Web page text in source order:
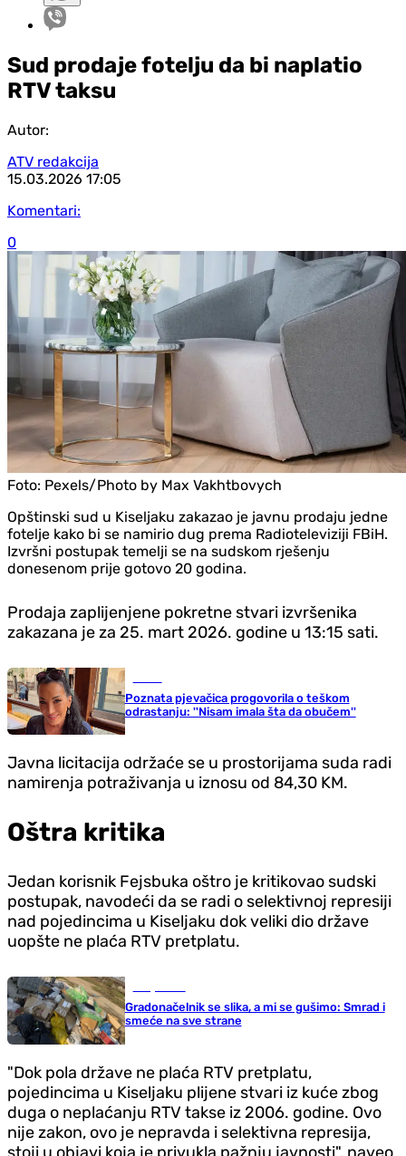
Sud prodaje fotelju da bi naplatio
RTV taksu
Autor:
ATV redakcija
15.03.2026 17:05
Komentari:
0
Foto: Pexels/Photo by Max Vakhtbovych
Opštinski sud u Kiseljaku zakazao je javnu prodaju jedne
fotelje kako bi se namirio dug prema Radioteleviziji FBiH.
Izvršni postupak temelji se na sudskom rješenju
donesenom prije gotovo 20 godina.
Prodaja zaplijenjene pokretne stvari izvršenika
zakazana je za 25. mart 2026. godine u 13:15 sati.
Poznata pjevačica progovorila o teškom
odrastanju: ''Nisam imala šta da obučem''
Javna licitacija održaće se u prostorijama suda radi
namirenja potraživanja u iznosu od 84,30 KM.
Oštra kritika
Jedan korisnik Fejsbuka oštro je kritikovao sudski
postupak, navodeći da se radi o selektivnoj represiji
nad pojedincima u Kiseljaku dok veliki dio države
uopšte ne plaća RTV pretplatu.
Gradonačelnik se slika, a mi se gušimo: Smrad i
smeće na sve strane
"Dok pola države ne plaća RTV pretplatu,
pojedincima u Kiseljaku plijene stvari iz kuće zbog
duga o neplaćanju RTV takse iz 2006. godine. Ovo
nije zakon, ovo je nepravda i selektivna represija,